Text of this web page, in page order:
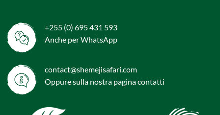
+255 (0) 695 431 593
Anche per WhatsApp
contact@shemejisafari.com
Oppure sulla nostra paginacontatti